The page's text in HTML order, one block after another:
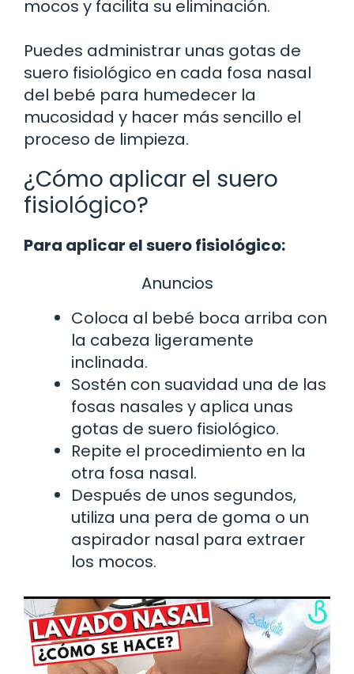
mocos y facilita su eliminación.
Puedes administrar unas gotas de
suero fisiológico en cada fosa nasal
del bebé para humedecer la
mucosidad y hacer más sencillo el
proceso de limpieza.
¿Cómo aplicar el suero
fisiológico?
Para aplicar el suero fisiológico:
Anuncios
Coloca al bebé boca arriba con
la cabeza ligeramente
inclinada.
Sostén con suavidad una de las
fosas nasales y aplica unas
gotas de suero fisiológico.
Repite el procedimiento en la
otra fosa nasal.
Después de unos segundos,
utiliza una pera de goma o un
aspirador nasal para extraer
los mocos.